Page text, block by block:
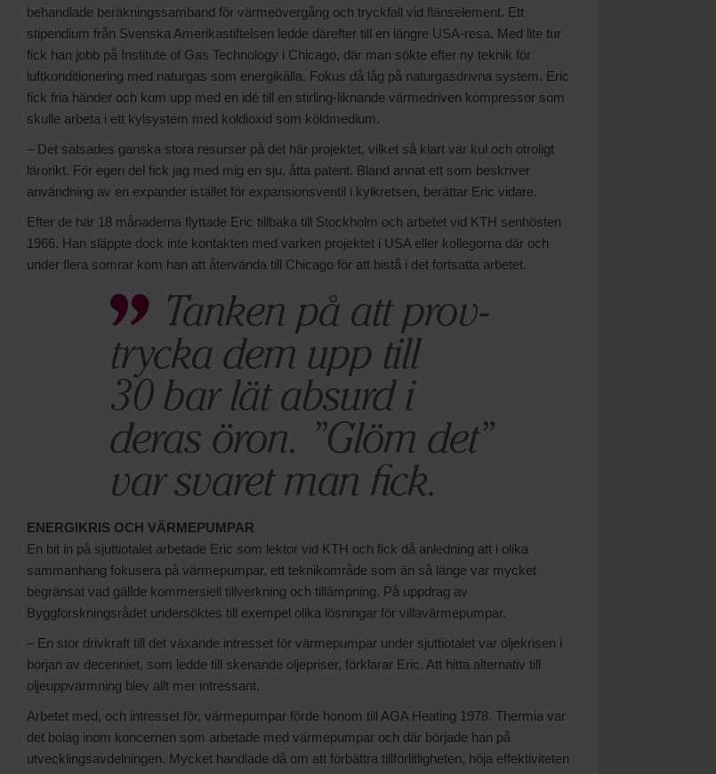
behandlade beräkningssamband för värmeövergång och tryckfall vid flänselement. Ett
stipendium från Svenska Amerikastiftelsen ledde därefter till en längre USA-resa. Med lite tur
fick han jobb på Institute of Gas Technology i Chicago, där man sökte efter ny teknik för
luftkonditionering med naturgas som energikälla. Fokus då låg på naturgasdrivna system. Eric
fick fria händer och kom upp med en idé till en stirling-liknande värmedriven kompressor som
skulle arbeta i ett kylsystem med koldioxid som köldmedium.
– Det satsades ganska stora resurser på det här projektet, vilket så klart var kul och otroligt
lärorikt. För egen del fick jag med mig en sju, åtta patent. Bland annat ett som beskriver
användning av en expander istället för expansionsventil i kylkretsen, berättar Eric vidare.
Efter de här 18 månaderna flyttade Eric tillbaka till Stockholm och arbetet vid KTH senhösten
1966. Han släppte dock inte kontakten med varken projektet i USA eller kollegorna där och
under flera somrar kom han att återvända till Chicago för att bistå i det fortsatta arbetet.
ENERGIKRIS OCH VÄRMEPUMPAR
En bit in på sjuttiotalet arbetade Eric som lektor vid KTH och fick då anledning att i olika
sammanhang fokusera på värmepumpar, ett teknikområde som än så länge var mycket
begränsat vad gällde kommersiell tillverkning och tillämpning. På uppdrag av
Byggforskningsrådet undersöktes till exempel olika lösningar för villavärmepumpar.
– En stor drivkraft till det växande intresset för värmepumpar under sjuttiotalet var oljekrisen i
början av decenniet, som ledde till skenande oljepriser, förklarar Eric. Att hitta alternativ till
oljeuppvärmning blev allt mer intressant.
Arbetet med, och intresset för, värmepumpar förde honom till AGA Heating 1978. Thermia var
det bolag inom koncernen som arbetade med värmepumpar och där började han på
utvecklingsavdelningen. Mycket handlade då om att förbättra tillförlitligheten, höja effektiviteten